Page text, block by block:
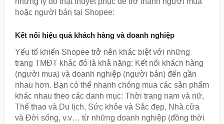
hoặc người bán tại Shopee:
Kết nối hiệu quả khách hàng và doanh nghiệp
Yếu tố khiến Shopee trở nên khác biệt với những
trang TMĐT khác đó là khả năng: Kết nối khách hàng
(người mua) và doanh nghiệp (người bán) đến gần
nhau hơn. Bạn có thể nhanh chóng mua các sản phẩm
khác nhau theo các danh mục: Thời trang nam và nữ,
Thể thao và Du lịch, Sức khỏe và Sắc đẹp, Nhà cửa
và Đời sống, v.v… từ những doanh nghiệp (đồng thời